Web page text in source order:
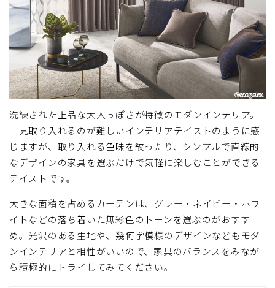
洗練された上品な大人っぽさが特徴のモダンインテリア。
一見取り入れるのが難しいインテリアテイストのように感
じますが、取り入れる色味を絞ったり、シンプルで直線的
なデザインの家具を選ぶだけで気軽に楽しむことができる
テイストです。
大きな面積を占めるカーテンは、グレー・ネイビー・ホワ
イトなどの落ち着いた無彩色のトーンを選ぶのがおすす
め。光沢のある生地や、幾何学模様のデザインなどもモダ
ンインテリアと相性がいいので、家具のバランスをみなが
ら積極的にトライしてみてください。